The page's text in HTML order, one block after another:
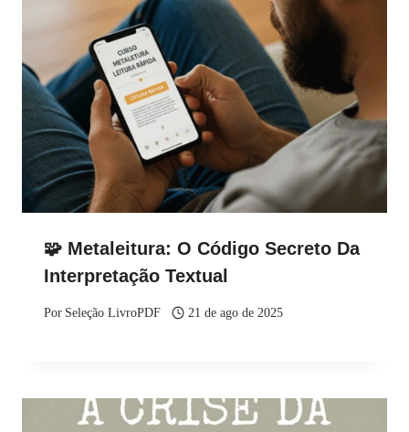
🧩 Metaleitura: O Código Secreto Da
Interpretação Textual
Por Seleção LivroPDF 21 de ago de 2025